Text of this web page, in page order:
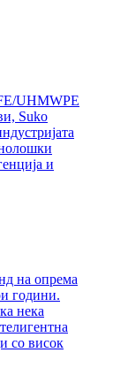
UHMWPE
Suko
и
на опрема
години.
нека
со висок